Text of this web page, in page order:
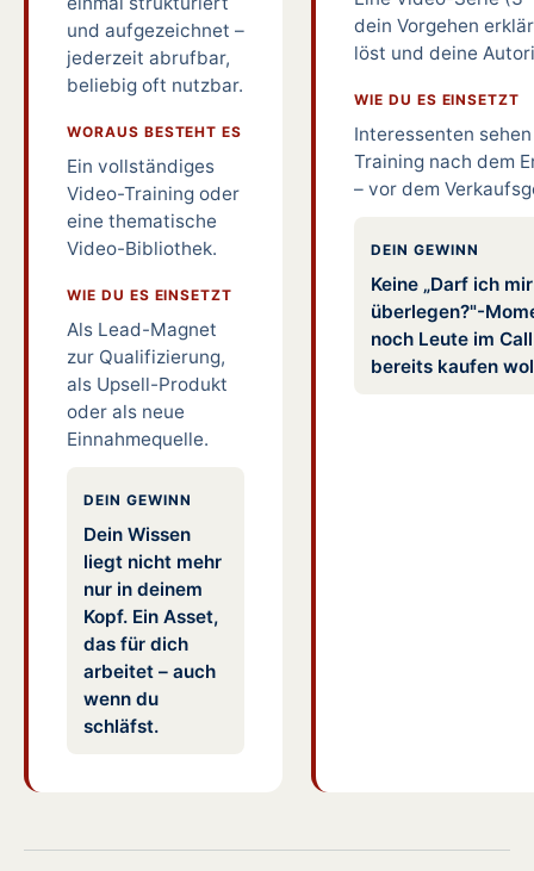
und aufgezeichnet –
jederzeit abrufbar,
beliebig oft nutzbar.
WORAUS BESTEHT ES
Ein vollständiges
Video-Training oder
eine thematische
Video-Bibliothek.
WIE DU ES EINSETZT
Als Lead-Magnet
zur Qualifizierung,
als Upsell-Produkt
oder als neue
Einnahmequelle.
DEIN GEWINN
Dein Wissen
liegt nicht mehr
nur in deinem
Kopf. Ein Asset,
das für dich
arbeitet – auch
wenn du
schläfst.
dein Vorgehen
löst und deine
WIE DU ES EINSETZT
Interessenten
Training nach dem
– vor dem
DEIN GEWINN
Keine „Darf ich
überlegen?"-
noch Leute im
bereits kaufen